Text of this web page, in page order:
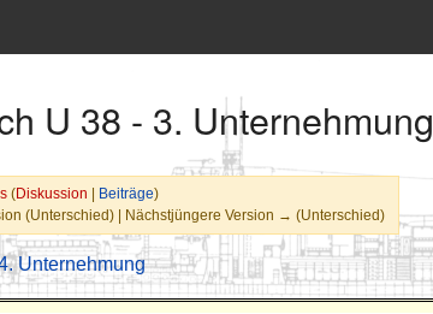
U 38 - 3.
(Diskussion Beiträge)
(Unterschied) | Nächstjüngere Version → (Unterschied)
Unternehmung